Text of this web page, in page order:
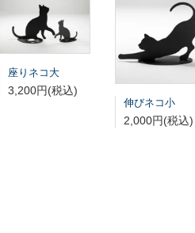
座りネコ大
3,200円(税込)
伸びネコ小
2,000円(税込)